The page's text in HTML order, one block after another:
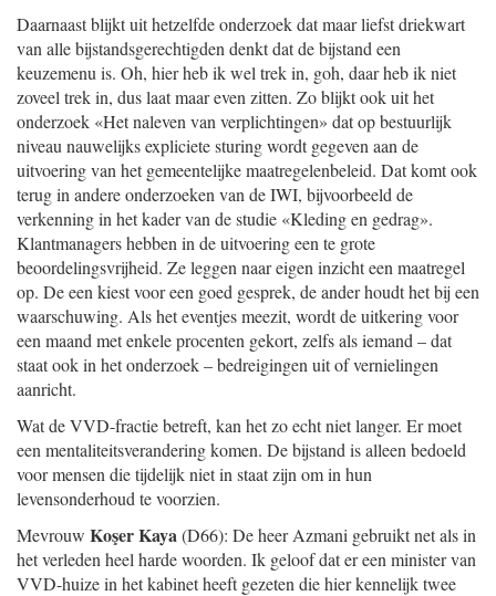
Daarnaast blijkt uit hetzelfde onderzoek dat maar liefst driekwart
van alle bijstandsgerechtigden denkt dat de bijstand een
keuzemenu is. Oh, hier heb ik wel trek in, goh, daar heb ik niet
zoveel trek in, dus laat maar even zitten. Zo blijkt ook uit het
onderzoek «Het naleven van verplichtingen» dat op bestuurlijk
niveau nauwelijks expliciete sturing wordt gegeven aan de
uitvoering van het gemeentelijke maatregelenbeleid. Dat komt ook
terug in andere onderzoeken van de IWI, bijvoorbeeld de
verkenning in het kader van de studie «Kleding en gedrag».
Klantmanagers hebben in de uitvoering een te grote
beoordelingsvrijheid. Ze leggen naar eigen inzicht een maatregel
op. De een kiest voor een goed gesprek, de ander houdt het bij een
waarschuwing. Als het eventjes meezit, wordt de uitkering voor
een maand met enkele procenten gekort, zelfs als iemand – dat
staat ook in het onderzoek – bedreigingen uit of vernielingen
aanricht.
Wat de VVD-fractie betreft, kan het zo echt niet langer. Er moet
een mentaliteitsverandering komen. De bijstand is alleen bedoeld
voor mensen die tijdelijk niet in staat zijn om in hun
levensonderhoud te voorzien.
Mevrouw Koşer Kaya(D66): De heer Azmani gebruikt net als in
het verleden heel harde woorden. Ik geloof dat er een minister van
VVD-huize in het kabinet heeft gezeten die hier kennelijk twee